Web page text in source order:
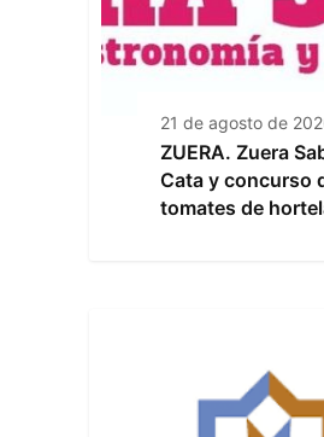
21 de agosto de
ZUERA. Zuera
Cata y concurso
tomates de